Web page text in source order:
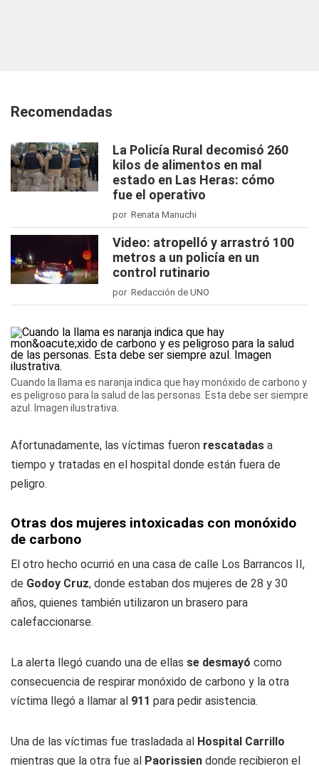
Recomendadas
La Policía Rural decomisó 260
kilos de alimentos en mal
estado en Las Heras: cómo
fue el operativo
por Renata Manuchi
Video: atropelló y arrastró 100
metros a un policía en un
control rutinario
por Redacción de UNO
Cuando la llama es naranja indica que hay monóxido de carbono y
es peligroso para la salud de las personas. Esta debe ser siempre
azul. Imagen ilustrativa.
Afortunadamente, las víctimas fueron rescatadas a
tiempo y tratadas en el hospital donde están fuera de
peligro.
Otras dos mujeres intoxicadas con monóxido
de carbono
El otro hecho ocurrió en una casa de calle Los Barrancos II,
de Godoy Cruz, donde estaban dos mujeres de 28 y 30
años, quienes también utilizaron un brasero para
calefaccionarse.
La alerta llegó cuando una de ellas se desmayó como
consecuencia de respirar monóxido de carbono y la otra
víctima llegó a llamar al 911 para pedir asistencia.
Una de las víctimas fue trasladada al Hospital Carrillo
mientras que la otra fue al Paorissien donde recibieron el